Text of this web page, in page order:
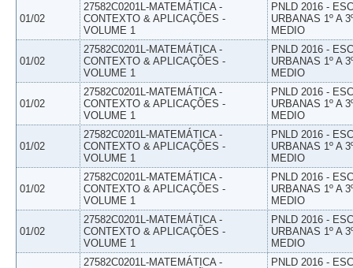
01/02
27582C0201L-MATEMÁTICA -
CONTEXTO & APLICAÇÕES -
VOLUME 1
PNLD 2016 -
URBANAS 1º A
MEDIO
01/02
27582C0201L-MATEMÁTICA -
CONTEXTO & APLICAÇÕES -
VOLUME 1
PNLD 2016 -
URBANAS 1º A
MEDIO
01/02
27582C0201L-MATEMÁTICA -
CONTEXTO & APLICAÇÕES -
VOLUME 1
PNLD 2016 -
URBANAS 1º A
MEDIO
01/02
27582C0201L-MATEMÁTICA -
CONTEXTO & APLICAÇÕES -
VOLUME 1
PNLD 2016 -
URBANAS 1º A
MEDIO
01/02
27582C0201L-MATEMÁTICA -
CONTEXTO & APLICAÇÕES -
VOLUME 1
PNLD 2016 -
URBANAS 1º A
MEDIO
01/02
27582C0201L-MATEMÁTICA -
CONTEXTO & APLICAÇÕES -
VOLUME 1
PNLD 2016 -
URBANAS 1º A
MEDIO
27582C0201L-MATEMÁTICA -
PNLD 2016 -